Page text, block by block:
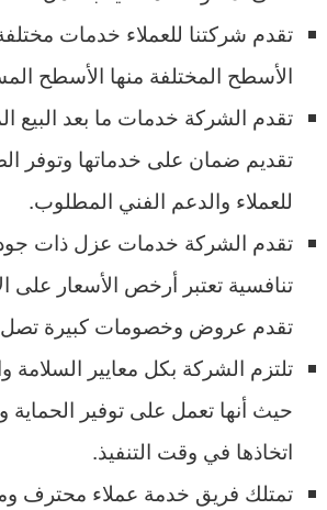
تقدم شركتنا للعملاء خدمات
الأسطح المختلفة منها الأسطح
تقدم الشركة خدمات ما بعد البيع
تقديم ضمان على خدماتها وتوفر
للعملاء والدعم الفني المطلوب.
تقدم الشركة خدمات عزل ذات
تنافسية تعتبر أرخص الأسعار على
تقدم عروض وخصومات كبيرة تصل
تلتزم الشركة بكل معايير السلامة
حيث أنها تعمل على توفير الحماية
اتخاذها في وقت التنفيذ.
تمتلك فريق خدمة عملاء محترف